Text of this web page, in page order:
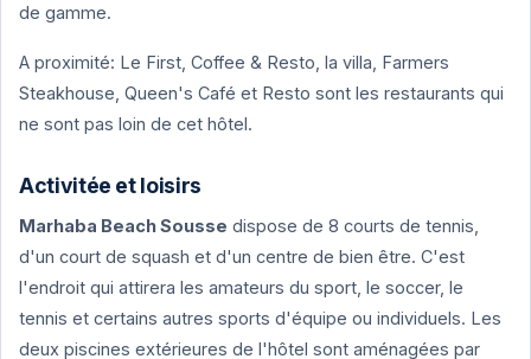
de gamme.
A proximité: Le First, Coffee & Resto, la villa, Farmers
Steakhouse, Queen's Café et Resto sont les restaurants qui
ne sont pas loin de cet hôtel.
Activitée et loisirs
Marhaba Beach Sousse dispose de 8 courts de tennis,
d'un court de squash et d'un centre de bien être. C'est
l'endroit qui attirera les amateurs du sport, le soccer, le
tennis et certains autres sports d'équipe ou individuels. Les
deux piscines extérieures de l'hôtel sont aménagées par